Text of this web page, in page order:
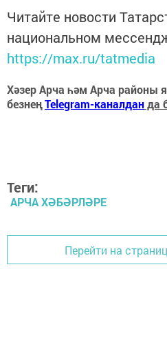
Читайте новости
национальном
https://max.ru/tatmedia
Хәзер Арча һәм Арча районы
безнеңTelegram-каналданда
Теги:
АРЧА ХӘБӘРЛӘРЕ
Перейти на